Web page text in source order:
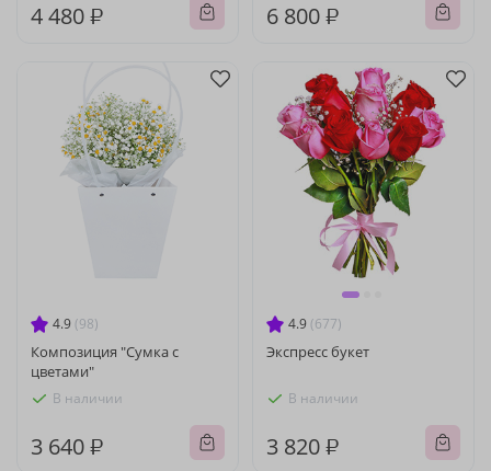
4 480 ₽ 6 800 ₽
4.9 (98)
Композиция "Сумка с
цветами"
В наличии
3 640 ₽
4.9 (677)
Экспресс букет
В наличии
3 820 ₽